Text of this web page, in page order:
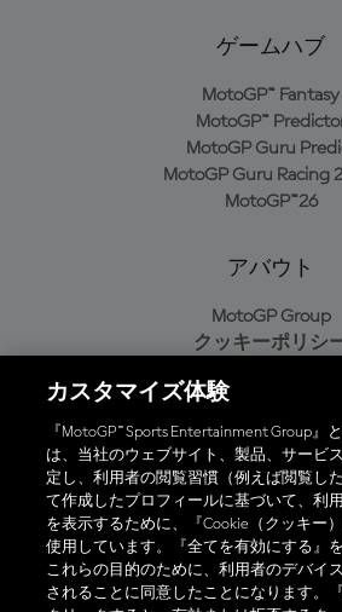
ゲームハブ
MotoGP™ Fantasy
MotoGP™
MotoGP Guru
MotoGP Guru Racing
MotoGP™26
アバウト
MotoGP Group
クッキーポリシ
プライバシーポリ
購入ポリシー
オフィシャルアプ
カスタマイズ体験
『MotoGP™ Sports Entertainment Group』
は、当社のウェブサイト、製品、サービ
定し、利用者の閲覧習慣（例えば閲覧し
て作成したプロフィールに基づいて、利
を表示するために、『Cookie（クッキー
使用しています。『全てを有効にする』
これらの目的のために、利用者のデバイ
されることに同意したことになります。